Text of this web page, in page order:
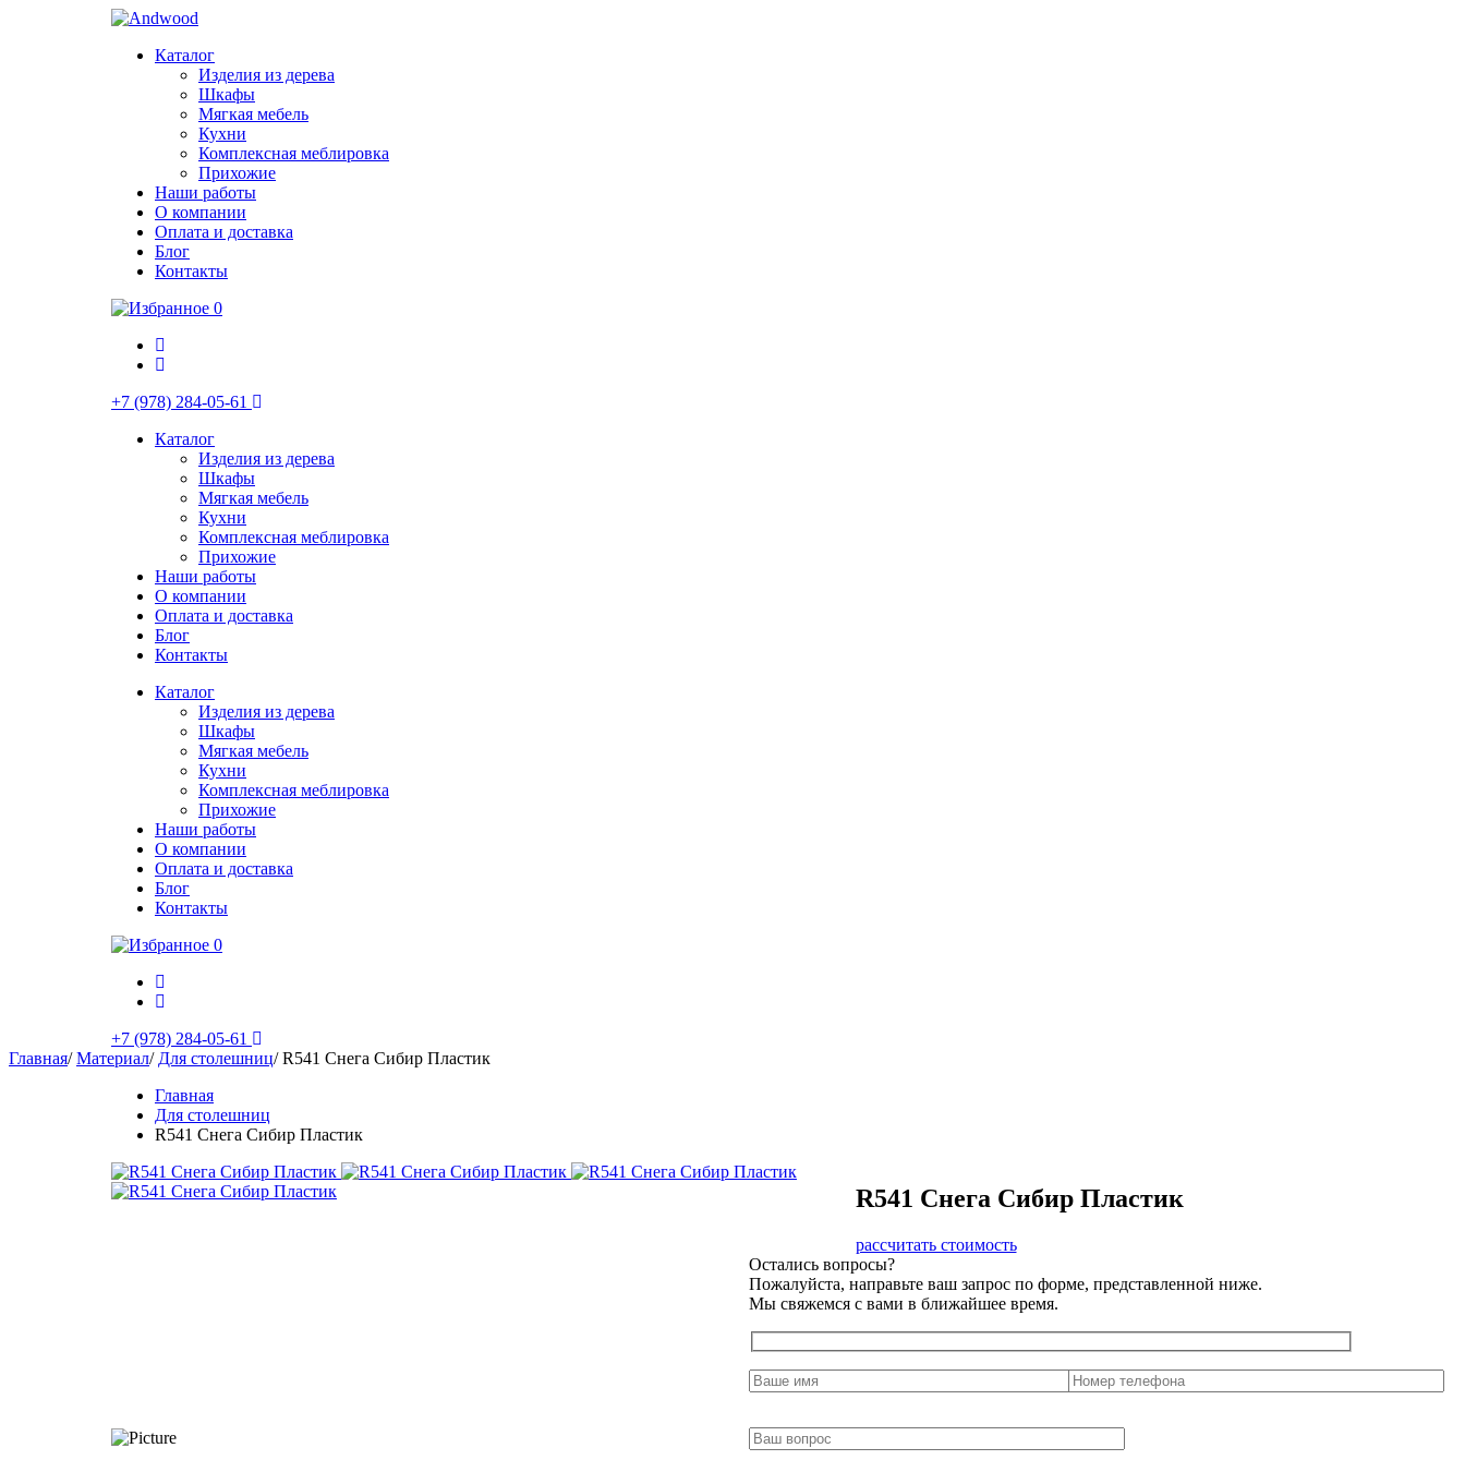
Каталог
Изделия из дерева
Шкафы
Мягкая мебель
Кухни
Комплексная меблировка
Прихожие
Наши работы
О компании
Оплата и доставка
Блог
Контакты
0
+7 (978) 284-05-61
Каталог
Изделия из дерева
Шкафы
Мягкая мебель
Кухни
Комплексная меблировка
Прихожие
Наши работы
О компании
Оплата и доставка
Блог
Контакты
Каталог
Изделия из дерева
Шкафы
Мягкая мебель
Кухни
Комплексная меблировка
Прихожие
Наши работы
О компании
Оплата и доставка
Блог
Контакты
0
+7 (978) 284-05-61
Главная/ Материал/ Для столешниц/ R541 Снега Сибир Пластик
Главная
Для столешниц
R541 Снега Сибир Пластик
R541 Снега Сибир Пластик
рассчитать стоимость
Остались вопросы?
Пожалуйста, направьте ваш запрос по форме, представленной ниже.
Мы свяжемся с вами в ближайшее время.